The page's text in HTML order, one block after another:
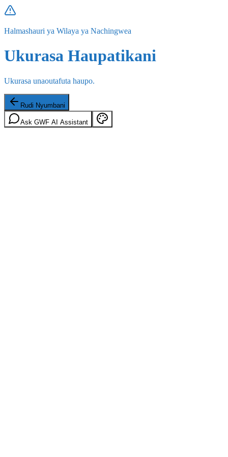
Halmashauri ya Wilaya ya Nachingwea
Ukurasa Haupatikani
Ukurasa unaoutafuta haupo.
Rudi Nyumbani
Ask GWF AI Assistant